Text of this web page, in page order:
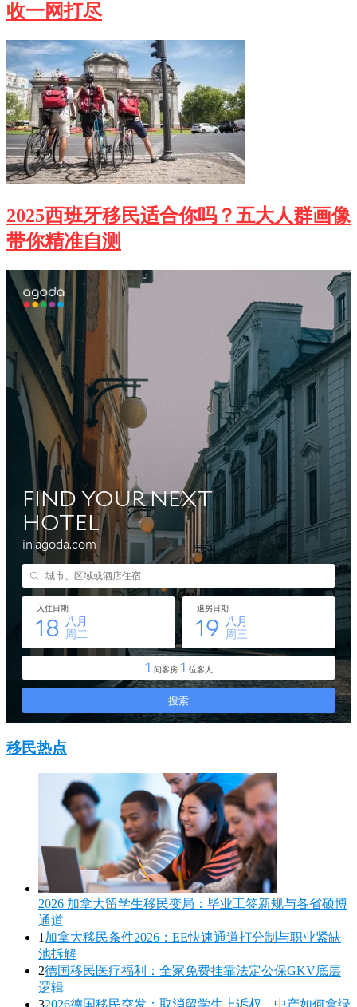
收一网打尽
2025西班牙移民适合你吗？五大人群画像
带你精准自测
移民热点
2026 加拿大留学生移民变局：毕业工签新规与各省硕博
通道
1加拿大移民条件2026：EE快速通道打分制与职业紧缺
池拆解
2德国移民医疗福利：全家免费挂靠法定公保GKV底层
逻辑